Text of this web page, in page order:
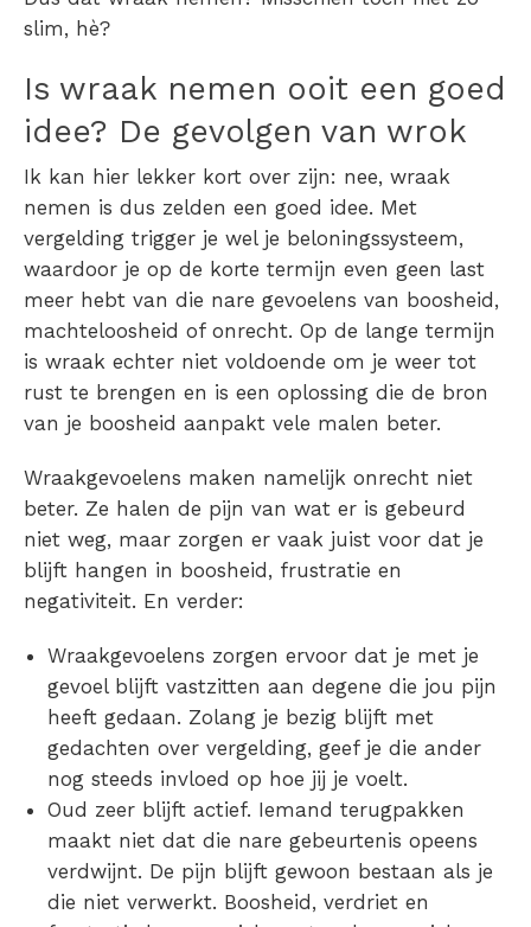
slim, hè?
Is wraak nemen ooit een goed
idee? De gevolgen van wrok
Ik kan hier lekker kort over zijn: nee, wraak
nemen is dus zelden een goed idee. Met
vergelding trigger je wel je beloningssysteem,
waardoor je op de korte termijn even geen last
meer hebt van die nare gevoelens van boosheid,
machteloosheid of onrecht. Op de lange termijn
is wraak echter niet voldoende om je weer tot
rust te brengen en is een oplossing die de bron
van je boosheid aanpakt vele malen beter.
Wraakgevoelens maken namelijk onrecht niet
beter. Ze halen de pijn van wat er is gebeurd
niet weg, maar zorgen er vaak juist voor dat je
blijft hangen in boosheid, frustratie en
negativiteit. En verder:
Wraakgevoelens zorgen ervoor dat je met je
gevoel blijft vastzitten aan degene die jou pijn
heeft gedaan. Zolang je bezig blijft met
gedachten over vergelding, geef je die ander
nog steeds invloed op hoe jij je voelt.
Oud zeer blijft actief. Iemand terugpakken
maakt niet dat die nare gebeurtenis opeens
verdwijnt. De pijn blijft gewoon bestaan als je
die niet verwerkt. Boosheid, verdriet en